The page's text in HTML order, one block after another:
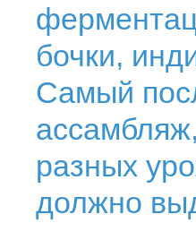
бочки,
Самый
разных
должно